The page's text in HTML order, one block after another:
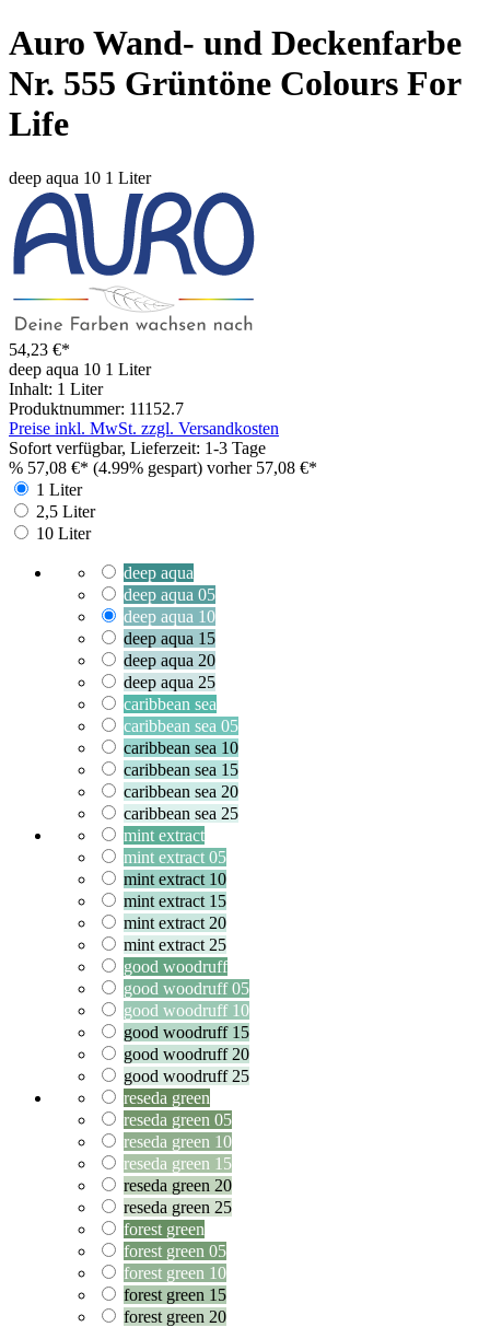
Auro Wand- und Deckenfarbe
Nr. 555 Grüntöne Colours For
Life
deep aqua 10 1 Liter
54,23 €*
deep aqua 10 1 Liter
Inhalt: 1 Liter
Produktnummer: 11152.7
Preise inkl. MwSt. zzgl. Versandkosten
Sofort verfügbar, Lieferzeit: 1-3 Tage
% 57,08 €* (4.99% gespart) vorher 57,08 €*
1 Liter
2,5 Liter
10 Liter
deep aqua
deep aqua 05
deep aqua 10
deep aqua 15
deep aqua 20
deep aqua 25
caribbean sea
caribbean sea 05
caribbean sea 10
caribbean sea 15
caribbean sea 20
caribbean sea 25
mint extract
mint extract 05
mint extract 10
mint extract 15
mint extract 20
mint extract 25
good woodruff
good woodruff 05
good woodruff 10
good woodruff 15
good woodruff 20
good woodruff 25
reseda green
reseda green 05
reseda green 10
reseda green 15
reseda green 20
reseda green 25
forest green
forest green 05
forest green 10
forest green 15
forest green 20